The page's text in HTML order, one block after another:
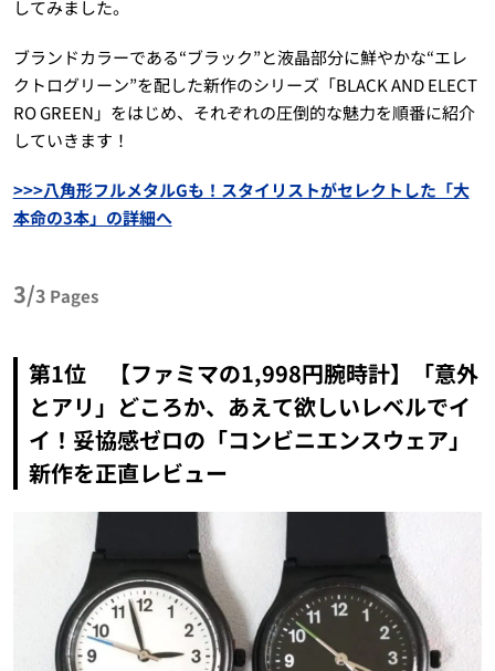
してみました。
ブランドカラーである“ブラック”と液晶部分に鮮やかな“エレ
クトログリーン”を配した新作のシリーズ「BLACK AND ELECT
RO GREEN」をはじめ、それぞれの圧倒的な魅力を順番に紹介
していきます！
>>>八角形フルメタルGも！スタイリストがセレクトした「大
本命の3本」の詳細へ
3/3 Pages
第1位 【ファミマの1,998円腕時計】「意外
とアリ」どころか、あえて欲しいレベルでイ
イ！妥協感ゼロの「コンビニエンスウェア」
新作を正直レビュー